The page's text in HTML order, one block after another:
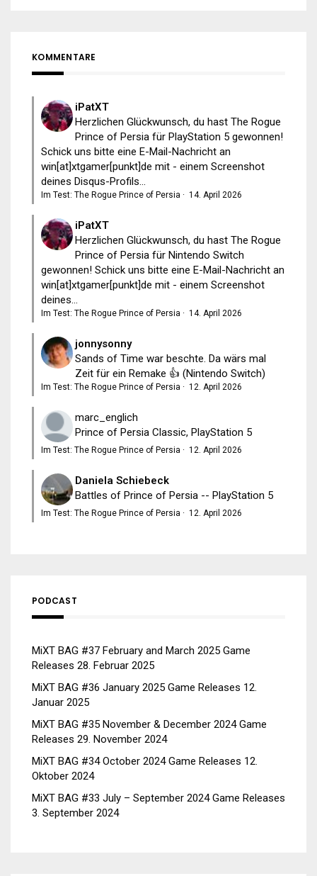
KOMMENTARE
iPatXT
Herzlichen Glückwunsch, du hast The Rogue
Prince of Persia für PlayStation 5 gewonnen!
Schick uns bitte eine E-Mail-Nachricht an
win[at]xtgamer[punkt]de mit - einem Screenshot
deines Disqus-Profils...
Im Test: The Rogue Prince of Persia · 14. April 2026
iPatXT
Herzlichen Glückwunsch, du hast The Rogue
Prince of Persia für Nintendo Switch
gewonnen! Schick uns bitte eine E-Mail-Nachricht an
win[at]xtgamer[punkt]de mit - einem Screenshot
deines...
Im Test: The Rogue Prince of Persia · 14. April 2026
jonnysonny
Sands of Time war beschte. Da wärs mal
Zeit für ein Remake 👍 (Nintendo Switch)
Im Test: The Rogue Prince of Persia · 12. April 2026
marc_englich
Prince of Persia Classic, PlayStation 5
Im Test: The Rogue Prince of Persia · 12. April 2026
Daniela Schiebeck
Battles of Prince of Persia -- PlayStation 5
Im Test: The Rogue Prince of Persia · 12. April 2026
PODCAST
MiXT BAG #37 February and March 2025 Game
Releases 28. Februar 2025
MiXT BAG #36 January 2025 Game Releases 12.
Januar 2025
MiXT BAG #35 November & December 2024 Game
Releases 29. November 2024
MiXT BAG #34 October 2024 Game Releases 12.
Oktober 2024
MiXT BAG #33 July – September 2024 Game Releases
3. September 2024